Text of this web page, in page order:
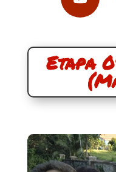
Etapa